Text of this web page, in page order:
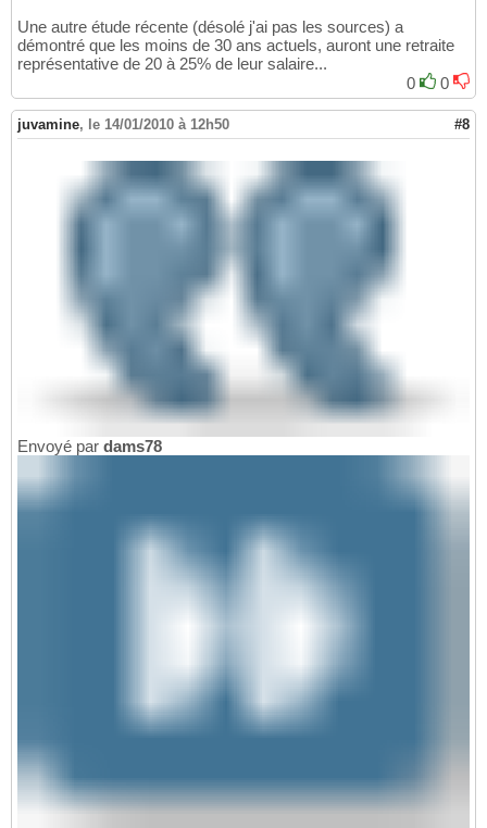
Une autre étude récente (désolé j'ai pas les sources) a
démontré que les moins de 30 ans actuels, auront une retraite
représentative de 20 à 25% de leur salaire...
0
0
juvamine, le 14/01/2010 à 12h50 #8
Envoyé par dams78